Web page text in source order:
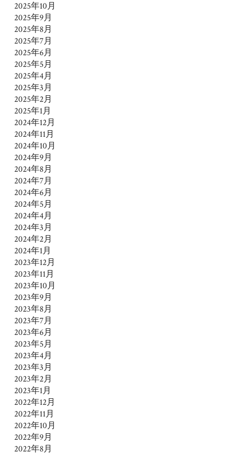
2025年10月
2025年9月
2025年8月
2025年7月
2025年6月
2025年5月
2025年4月
2025年3月
2025年2月
2025年1月
2024年12月
2024年11月
2024年10月
2024年9月
2024年8月
2024年7月
2024年6月
2024年5月
2024年4月
2024年3月
2024年2月
2024年1月
2023年12月
2023年11月
2023年10月
2023年9月
2023年8月
2023年7月
2023年6月
2023年5月
2023年4月
2023年3月
2023年2月
2023年1月
2022年12月
2022年11月
2022年10月
2022年9月
2022年8月